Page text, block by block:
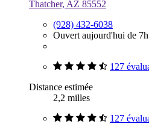
Thatcher, AZ 85552
(928) 432-6038
Ouvert aujourd'hui de
127
Distance estimée
2,2 milles
127